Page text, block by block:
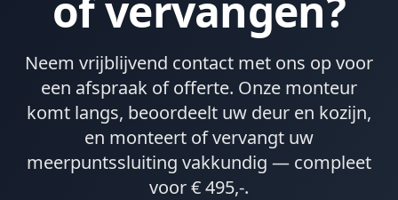
Neem vrijblijvend contact met ons op voor
een afspraak of offerte. Onze monteur
komt langs, beoordeelt uw deur en kozijn,
en monteert of vervangt uw
meerpuntssluiting vakkundig — compleet
voor € 495,-.